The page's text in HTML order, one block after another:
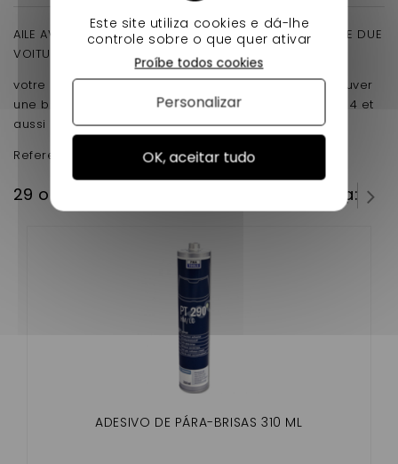
AILE AVANT GAUCHE MICROCAR MGO 3 / 4 ET NOUVELLE DUE
VOITURE SANS PERMIS
votre carrosserie est abimer remplacer pour retrouver
une bonne allure qui s adapte sur microcar mg3 et 4 et
aussi et la nouvelle due.
Reference d'origine : 1402271
29 outros produtos na mesma categoria:
ADESIVO DE PÁRA-BRISAS 310 ML
Este site utiliza cookies e dá-lhe
controle sobre o que quer ativar
OK, aceitar tudo
Proíbe todos cookies
Personalizar